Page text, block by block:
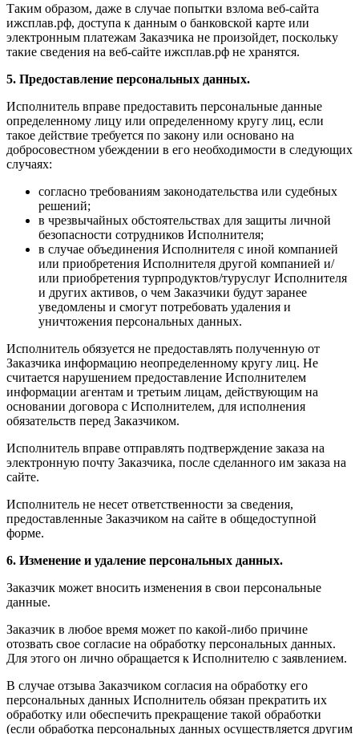
Таким образом, даже в случае попытки взлома веб-сайта
ижсплав.рф, доступа к данным о банковской карте или
электронным платежам Заказчика не произойдет, поскольку
такие сведения на веб-сайте ижсплав.рф не хранятся.
5. Предоставление персональных данных.
Исполнитель вправе предоставить персональные данные
определенному лицу или определенному кругу лиц, если
такое действие требуется по закону или основано на
добросовестном убеждении в его необходимости в следующих
случаях:
согласно требованиям законодательства или судебных
решений;
в чрезвычайных обстоятельствах для защиты личной
безопасности сотрудников Исполнителя;
в случае объединения Исполнителя с иной компанией
или приобретения Исполнителя другой компанией и/
или приобретения турпродуктов/туруслуг Исполнителя
и других активов, о чем Заказчики будут заранее
уведомлены и смогут потребовать удаления и
уничтожения персональных данных.
Исполнитель обязуется не предоставлять полученную от
Заказчика информацию неопределенному кругу лиц. Не
считается нарушением предоставление Исполнителем
информации агентам и третьим лицам, действующим на
основании договора с Исполнителем, для исполнения
обязательств перед Заказчиком.
Исполнитель вправе отправлять подтверждение заказа на
электронную почту Заказчика, после сделанного им заказа на
сайте.
Исполнитель не несет ответственности за сведения,
предоставленные Заказчиком на сайте в общедоступной
форме.
6. Изменение и удаление персональных данных.
Заказчик может вносить изменения в свои персональные
данные.
Заказчик в любое время может по какой-либо причине
отозвать свое согласие на обработку персональных данных.
Для этого он лично обращается к Исполнителю с заявлением.
В случае отзыва Заказчиком согласия на обработку его
персональных данных Исполнитель обязан прекратить их
обработку или обеспечить прекращение такой обработки
(если обработка персональных данных осуществляется другим